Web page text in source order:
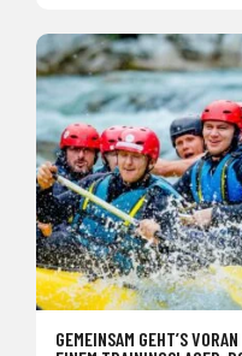
GEMEINSAM GEHT’S